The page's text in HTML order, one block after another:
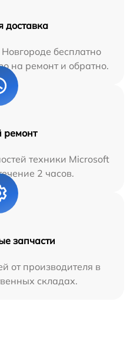
доставка
бесплатно
на ремонт и обратно.
ремонт
техники Microsoft
2 часов.
запчасти
от производителя в
складах.